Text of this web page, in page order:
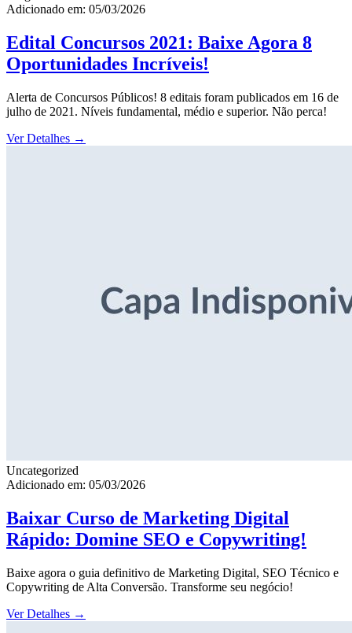
Adicionado em: 05/03/2026
Edital Concursos 2021: Baixe Agora 8
Oportunidades Incríveis!
Alerta de Concursos Públicos! 8 editais foram publicados em 16 de
julho de 2021. Níveis fundamental, médio e superior. Não perca!
Ver Detalhes →
Uncategorized
Adicionado em: 05/03/2026
Baixar Curso de Marketing Digital
Rápido: Domine SEO e Copywriting!
Baixe agora o guia definitivo de Marketing Digital, SEO Técnico e
Copywriting de Alta Conversão. Transforme seu negócio!
Ver Detalhes →